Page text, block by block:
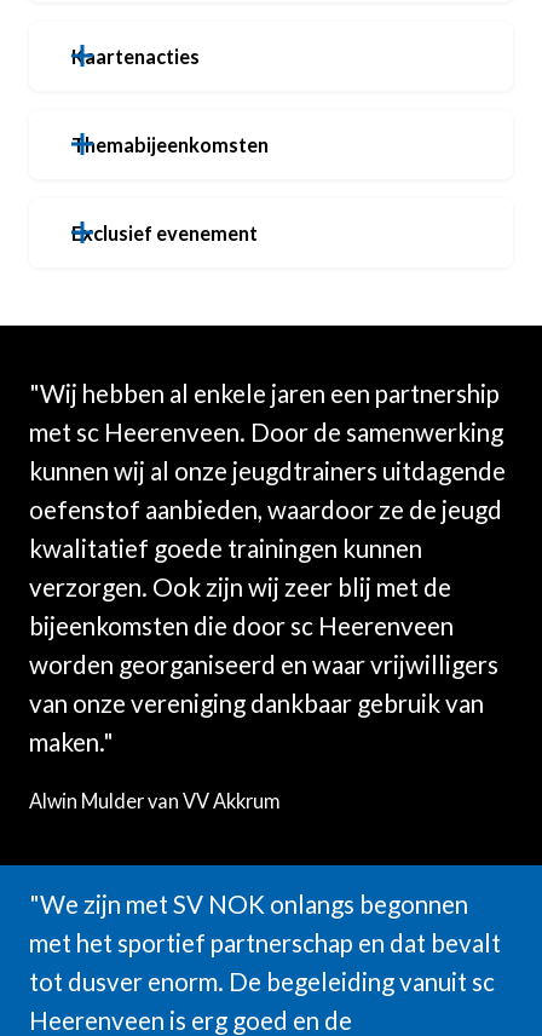
Kaartenacties
Themabijeenkomsten
Exclusief evenement
"Wij hebben al enkele jaren een partnership
met sc Heerenveen. Door de samenwerking
kunnen wij al onze jeugdtrainers uitdagende
oefenstof aanbieden, waardoor ze de jeugd
kwalitatief goede trainingen kunnen
verzorgen. Ook zijn wij zeer blij met de
bijeenkomsten die door sc Heerenveen
worden georganiseerd en waar vrijwilligers
van onze vereniging dankbaar gebruik van
maken."
Alwin Mulder van VV Akkrum
"We zijn met SV NOK onlangs begonnen
met het sportief partnerschap en dat bevalt
tot dusver enorm. De begeleiding vanuit sc
Heerenveen is erg goed en de